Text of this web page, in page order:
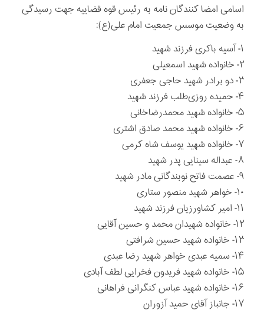
اسامی امضا کنندگان نامه به رئیس قوه قضاییه جهت رسیدگی
به وضعیت موسس جمعیت امام علی(ع):
۱- آسیه باکری فرزند شهید
۲- خانواده شهید اسمعیلی
۳- دو برادر شهید حاجی جعفری
۴- حمیده روزی‌طلب فرزند شهید
۵- خانواده شهید محمدرضاخانی
۶- خانواده شهید محمد صادق اشتری
۷- خانواده شهید یوسف شاه کرمی
۸- عبداله سینایی پدر شهید
۹- عصمت فاتح نوبندگانی مادر شهید
۱۰- خواهر شهید منصور ستاری
۱۱- امیر کشاورزیان فرزند شهید
۱۲- خانواده شهیدان محمد و حسین آقایی
۱۳- خانواده شهید حسین شرافتی
۱۴- سمیه عبدی خواهر شهید رضا عبدی
۱۵- خانواده شهید فریدون فخرایی لطف آبادی
۱۶- خانواده شهید عباس کنگرانی فراهانی
۱۷- جانباز آقای حمید آزوران